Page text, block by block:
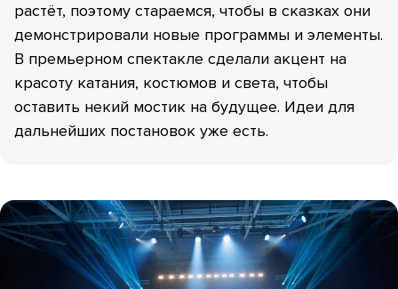
растёт, поэтому стараемся, чтобы в сказках они
демонстрировали новые программы и элементы.
В премьерном спектакле сделали акцент на
красоту катания, костюмов и света, чтобы
оставить некий мостик на будущее. Идеи для
дальнейших постановок уже есть.